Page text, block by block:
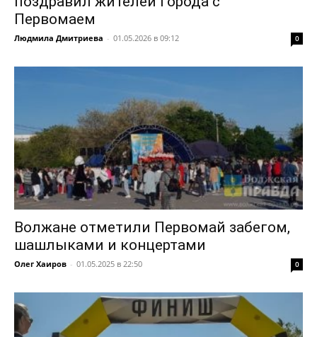
Первомаем
Людмила Дмитриева - 01.05.2026 в 09:12 0
Волжане отметили Первомай забегом,
шашлыками и концертами
Олег Хаиров - 01.05.2025 в 22:50 0